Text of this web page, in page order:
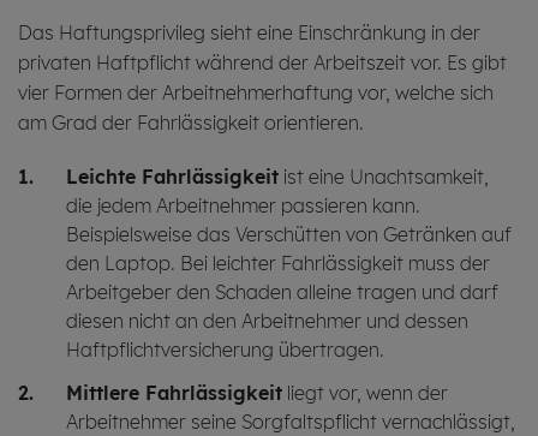
Das Haftungsprivileg sieht eine Einschränkung in der
privaten Haftpflicht während der Arbeitszeit vor. Es gibt
vier Formen der Arbeitnehmerhaftung vor, welche sich
am Grad der Fahrlässigkeit orientieren.
Leichte Fahrlässigkeit ist eine Unachtsamkeit,
die jedem Arbeitnehmer passieren kann.
Beispielsweise das Verschütten von Getränken auf
den Laptop. Bei leichter Fahrlässigkeit muss der
Arbeitgeber den Schaden alleine tragen und darf
diesen nicht an den Arbeitnehmer und dessen
Haftpflichtversicherung übertragen.
Mittlere Fahrlässigkeit liegt vor, wenn der
Arbeitnehmer seine Sorgfaltspflicht vernachlässigt,